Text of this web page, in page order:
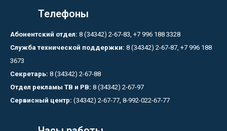
Телефоны
Абонентский отдел: 8 (34342) 2-67-83, +7 996 188 3328
Служба технической поддержки: 8 (34342) 2-67-87, +7 996 188
3673
Секретарь: 8 (34342) 2-67-88
Отдел рекламы ТВ и РВ: 8 (34342) 2-67-97
Сервисный центр: (34342) 2-67-77, 8-992-022-67-77